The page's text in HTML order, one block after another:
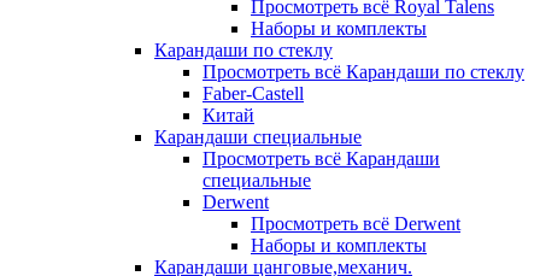
Просмотреть всё Royal Talens
Наборы и комплекты
Карандаши по стеклу
Просмотреть всё Карандаши по стеклу
Faber-Castell
Китай
Карандаши специальные
Просмотреть всё Карандаши
специальные
Derwent
Просмотреть всё Derwent
Наборы и комплекты
Карандаши цанговые,механич.